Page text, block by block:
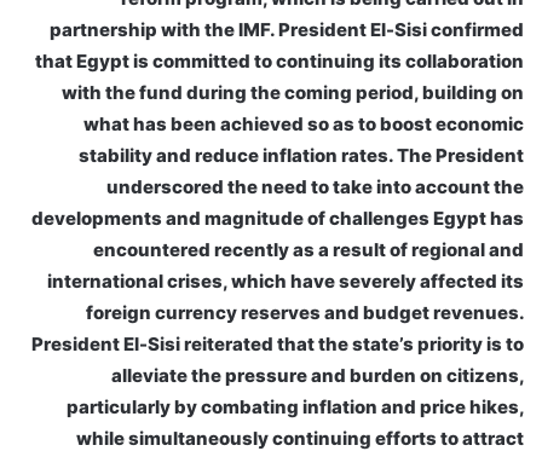
partnership with the IMF. President El-Sisi confirmed
that Egypt is committed to continuing its collaboration
with the fund during the coming period, building on
what has been achieved so as to boost economic
stability and reduce inflation rates. The President
underscored the need to take into account the
developments and magnitude of challenges Egypt has
encountered recently as a result of regional and
international crises, which have severely affected its
foreign currency reserves and budget revenues.
President El-Sisi reiterated that the state’s priority is to
alleviate the pressure and burden on citizens,
particularly by combating inflation and price hikes,
while simultaneously continuing efforts to attract